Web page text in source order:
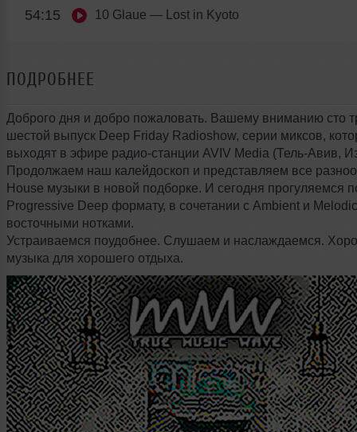
54:15 10 Glaue — Lost in Kyoto
ПОДРОБНЕЕ
Доброго дня и добро пожаловать. Вашему вниманию сто
шестой выпуск Deep Friday Radioshow, серии миксов,
выходят в эфире радио-станции AVIV Media (Тель-Авив,
Продолжаем наш калейдоскоп и представляем все
House музыки в новой подборке. И сегодня прогуляемся
Progressive Deep формату, в сочетании с Ambient и
восточными нотками.
Устраиваемся поудобнее. Слушаем и наслаждаемся.
музыка для хорошего отдыха.